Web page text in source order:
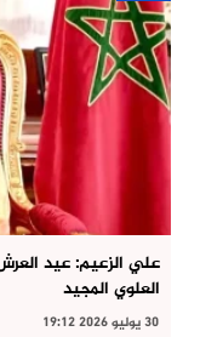
علي الزعيم: عيد
العلوي المجيد
30 يوليو 2026 19:12